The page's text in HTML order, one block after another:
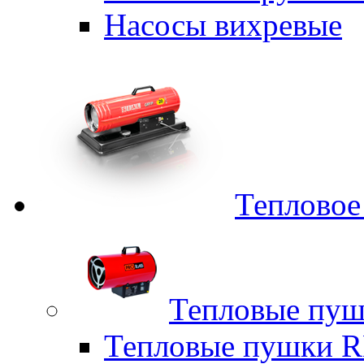
Насосы вихревые
Тепловые
Тепловые пушки